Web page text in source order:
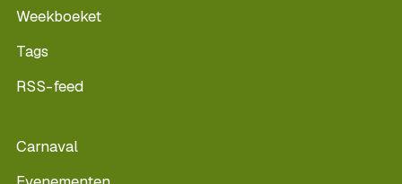
Weekboeket
Tags
RSS-feed
Carnaval